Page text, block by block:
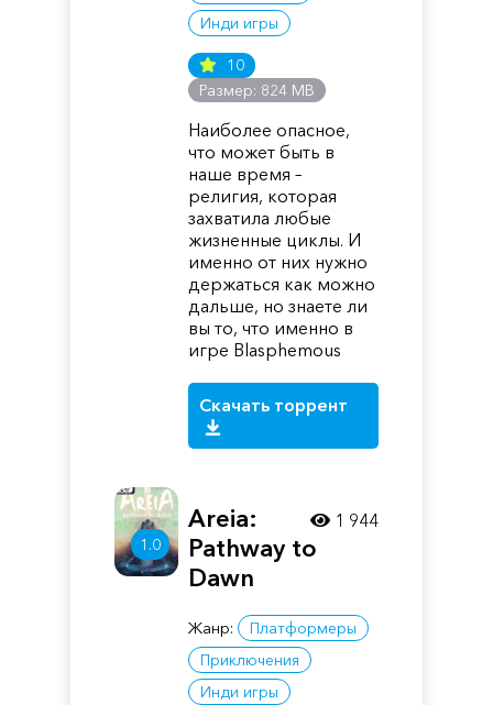
Инди игры
10
Размер: 824 MB
Наиболее опасное,
что может быть в
наше время –
религия, которая
захватила любые
жизненные циклы. И
именно от них нужно
держаться как можно
дальше, но знаете ли
вы то, что именно в
игре Blasphemous
Скачать торрент
1.0
Areia:
Pathway to
Dawn
Жанр:
Платформеры
Приключения
Инди игры
1 944